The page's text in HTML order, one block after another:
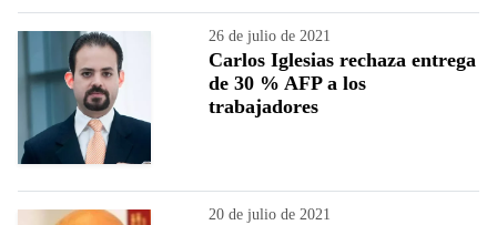
26 de julio de 2021
Carlos Iglesias rechaza entrega
de 30 % AFP a los
trabajadores
20 de julio de 2021